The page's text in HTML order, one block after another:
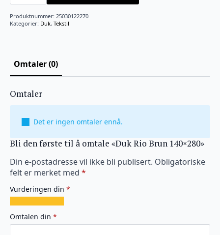
140x280
antall
Produktnummer: 25030122270
Kategorier: Duk, Tekstil
Omtaler (0)
Omtaler
Det er ingen omtaler ennå.
Bli den første til å omtale «Duk Rio Brun 140×280»
Din e-postadresse vil ikke bli publisert. Obligatoriske
felt er merket med *
Vurderingen din *
av
5
av
5
av
5
av
5
av
5
Omtalen din *